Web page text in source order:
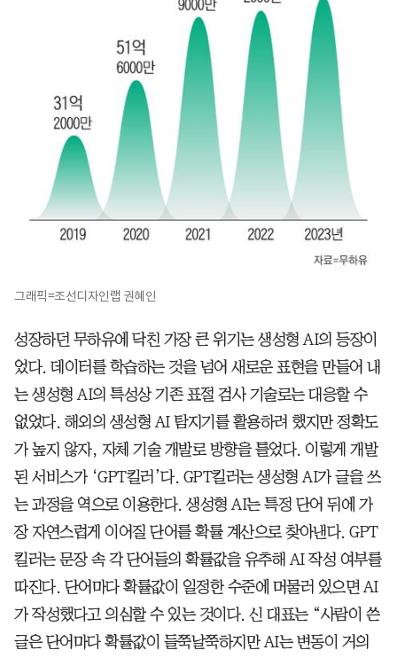
그래픽=조선디자인랩 권혜인
성장하던 무하유에 닥친 가장 큰 위기는 생성형 AI의 등장이
었다. 데이터를 학습하는 것을 넘어 새로운 표현을 만들어 내
는 생성형 AI의 특성상 기존 표절 검사 기술로는 대응할 수
없었다. 해외의 생성형 AI 탐지기를 활용하려 했지만 정확도
가 높지 않자, 자체 기술 개발로 방향을 틀었다. 이렇게 개발
된 서비스가 ‘GPT킬러’다. GPT킬러는 생성형 AI가 글을 쓰
는 과정을 역으로 이용한다. 생성형 AI는 특정 단어 뒤에 가
장 자연스럽게 이어질 단어를 확률 계산으로 찾아낸다. GPT
킬러는 문장 속 각 단어들의 확률값을 유추해 AI 작성 여부를
따진다. 단어마다 확률값이 일정한 수준에 머물러 있으면 AI
가 작성했다고 의심할 수 있는 것이다. 신 대표는 “사람이 쓴
글은 단어마다 확률값이 들쭉날쭉하지만 AI는 변동이 거의